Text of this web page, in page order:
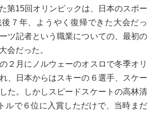
第15回オリンピックは、日本のスポー
７年、ようやく復帰できた大会だっ
ツ記者という職業についての、最初の
会だった。
２月にノルウェーのオスロで冬季オリ
、日本からはスキーの６選手、スケー
た。しかしスピードスケートの高林清
ルで６位に入賞しただけで、当時まだ